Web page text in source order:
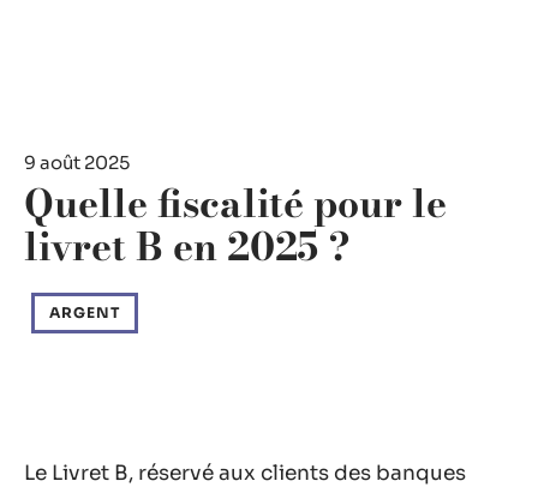
9 août 2025
Quelle fiscalité pour le
livret B en 2025 ?
ARGENT
Le Livret B, réservé aux clients des banques